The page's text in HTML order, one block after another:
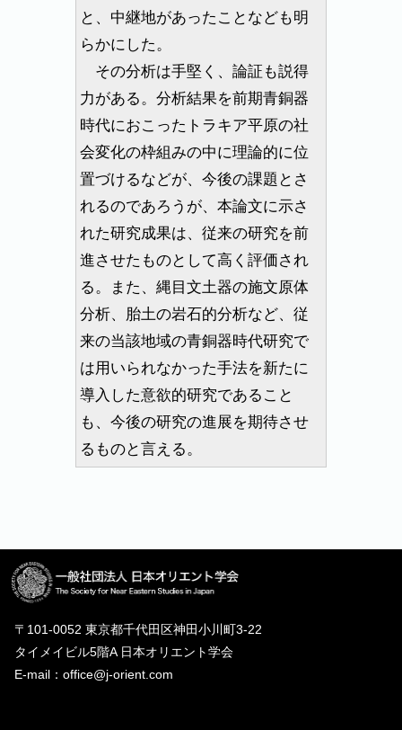
と、中継地があったことなども明
らかにした。
その分析は手堅く、論証も説得
力がある。分析結果を前期青銅器
時代におこったトラキア平原の社
会変化の枠組みの中に理論的に位
置づけるなどが、今後の課題とさ
れるのであろうが、本論文に示さ
れた研究成果は、従来の研究を前
進させたものとして高く評価され
る。また、縄目文土器の施文原体
分析、胎土の岩石的分析など、従
来の当該地域の青銅器時代研究で
は用いられなかった手法を新たに
導入した意欲的研究であること
も、今後の研究の進展を期待させ
るものと言える。
〒101-0052 東京都千代田区神田小川町3-22
タイメイビル5階A 日本オリエント学会
E-mail：office@j-orient.com